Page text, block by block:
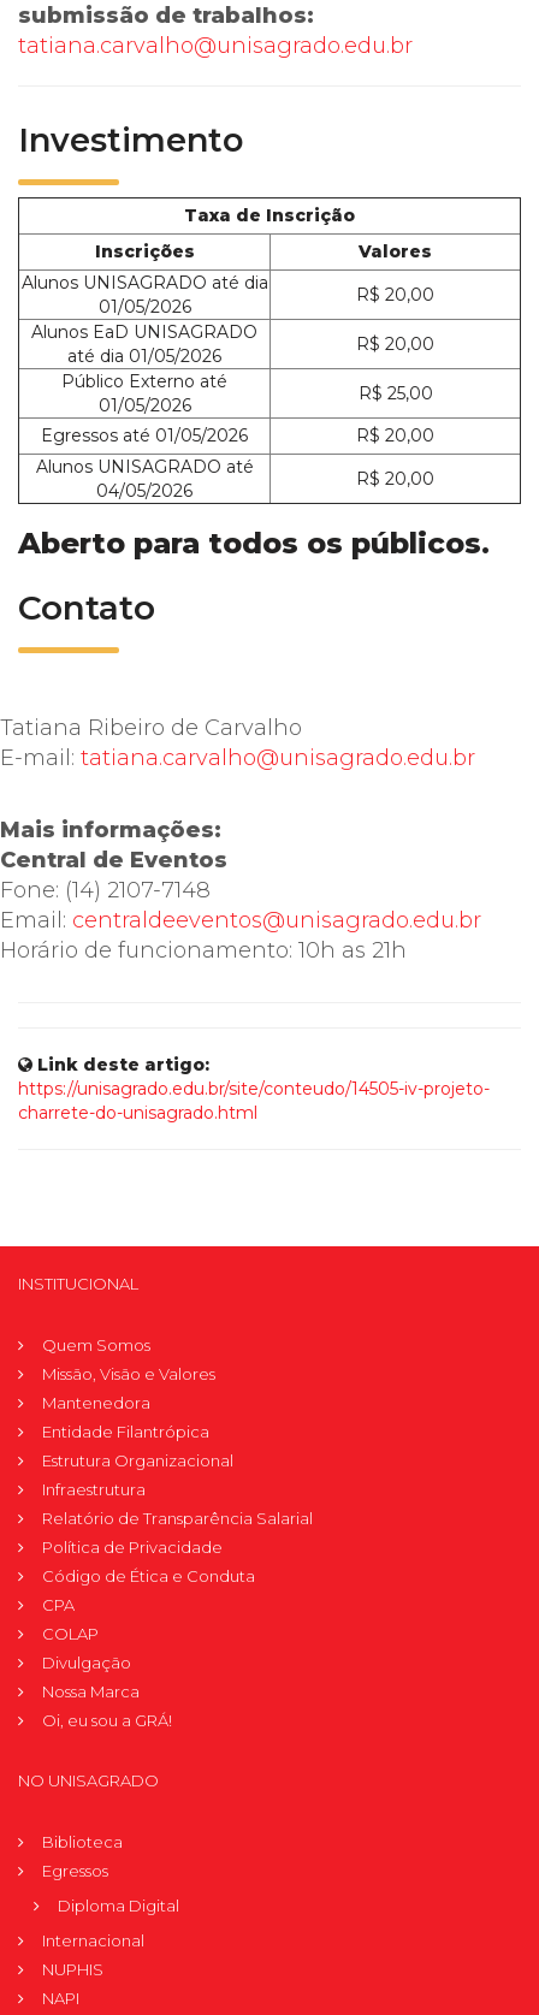
submissão de trabalhos:
tatiana.carvalho@unisagrado.edu.br
Investimento
Taxa de Inscrição
Inscrições
Valores
Alunos UNISAGRADO até dia
01/05/2026
R$ 20,00
Alunos EaD UNISAGRADO
até dia 01/05/2026
R$ 20,00
Público Externo até
01/05/2026
R$ 25,00
Egressos até 01/05/2026
R$ 20,00
Alunos UNISAGRADO até
04/05/2026
R$ 20,00
Aberto para todos os públicos.
Contato
Tatiana Ribeiro de Carvalho
E-mail: tatiana.carvalho@unisagrado.edu.br
Mais informações:
Central de Eventos
Fone: (14) 2107-7148
Email: centraldeeventos@unisagrado.edu.br
Horário de funcionamento: 10h as 21h
Link deste artigo:
https://unisagrado.edu.br/site/conteudo/14505-iv-projeto-
charrete-do-unisagrado.html
INSTITUCIONAL
Quem Somos
Missão, Visão e Valores
Mantenedora
Entidade Filantrópica
Estrutura Organizacional
Infraestrutura
Relatório de Transparência Salarial
Política de Privacidade
Código de Ética e Conduta
CPA
COLAP
Divulgação
Nossa Marca
Oi, eu sou a GRÁ!
NO UNISAGRADO
Biblioteca
Egressos
Diploma Digital
Internacional
NUPHIS
NAPI